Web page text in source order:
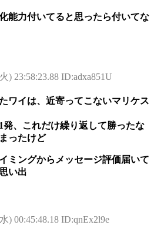
能力付いてると思ったら付いてな
) 23:58:23.88 ID:adxa851U
ワイは、近寄ってこないマリケス
発、これだけ繰り返して勝ったな
ったけど
ミングからメッセージ評価届いて
い出
) 00:45:48.18 ID:qnEx2l9e